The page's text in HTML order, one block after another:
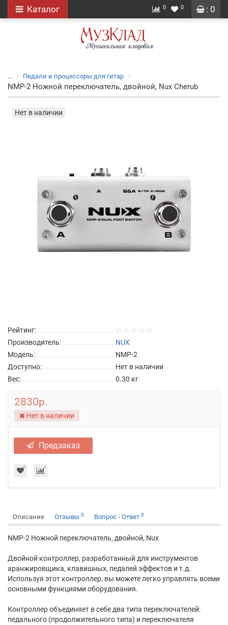
: 0
Каталог 0 0
... Педали и процессоры для гитар
NMP-2 Ножной переключатель, двойной, Nux Cherub
Нет в наличии
Рейтинг:
Производитель:
NUX
Модель:
NMP-2
Доступно:
Нет в наличии
Вес:
0.30 кг
2830р.
Нет в наличии
Предзаказ
Описание Отзывы 0 Вопрос - Ответ 0
NMP-2 Ножной переключатель, двойной, Nux
Двойной контроллер, разработанный для инструментов
аранжировщика, клавишных, педалей эффектов и т.д.
Используя этот контроллер, вы можете легко управлять всеми
основными функциями оборудования.
Контроллер объединяет в себе два типа переключателей:
педального (продолжительного типа) и переключателя